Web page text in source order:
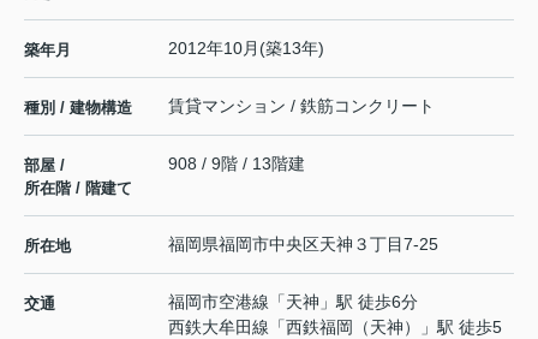
築年月 2012年10月(築13年)
種別 / 建物構造 賃貸マンション / 鉄筋コンクリート
部屋 /
所在階 / 階建て
908 / 9階 / 13階建
所在地 福岡県福岡市中央区天神 ３丁目7-25
交通 福岡市空港線 「天神 」駅 徒歩6分
西鉄大牟田線 「西鉄福岡（天神）
」駅 徒歩5